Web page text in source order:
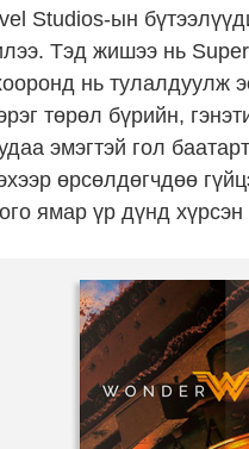
Studios-ын
Тэд жишээ нь
нь тулалдуулж
төрөл бүрийн,
эмэгтэй гол
өрсөлдөгчдөө
ямар үр дүнд